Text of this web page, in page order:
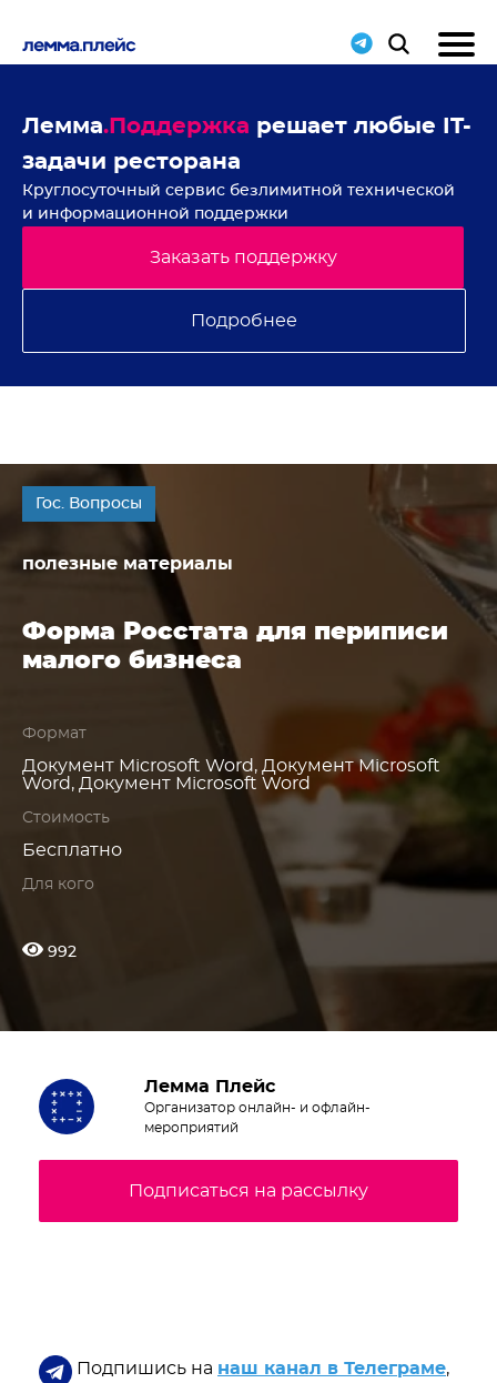
Лемма.Поддержка решает любые IT-
задачи ресторана
Круглосуточный сервис безлимитной технической
и информационной поддержки
Заказать поддержку
Подробнее
Гос. Вопросы
полезные материалы
Форма Росстата для периписи
малого бизнеса
Формат
Документ Microsoft Word, Документ Microsoft
Word, Документ Microsoft Word
Стоимость
Бесплатно
Для кого
992
Подпишись на наш канал в Телеграме,
Лемма Плейс
Организатор онлайн- и офлайн-
мероприятий
Подписаться на рассылку